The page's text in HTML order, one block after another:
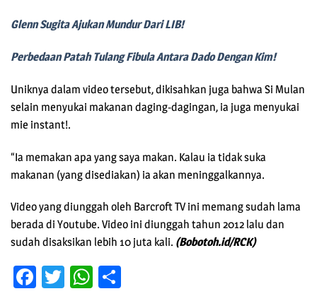
Glenn Sugita Ajukan Mundur Dari LIB!
Perbedaan Patah Tulang Fibula Antara Dado Dengan Kim!
Uniknya dalam video tersebut, dikisahkan juga bahwa Si Mulan
selain menyukai makanan daging-dagingan, ia juga menyukai
mie instant!.
“Ia memakan apa yang saya makan. Kalau ia tidak suka
makanan (yang disediakan) ia akan meninggalkannya.
Video yang diunggah oleh Barcroft TV ini memang sudah lama
berada di Youtube. Video ini diunggah tahun 2012 lalu dan
sudah disaksikan lebih 10 juta kali. (Bobotoh.id/RCK)
Facebook
TwitterWhatsApp